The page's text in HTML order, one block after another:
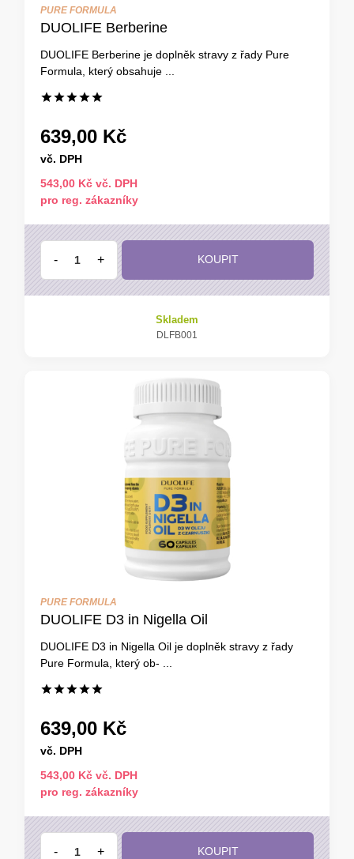
PURE FORMULA
DUOLIFE Berberine
DUOLIFE Berberine je doplněk stravy z řady Pure
Formula, který obsahuje ...
639,00 Kč
vč. DPH
543,00 Kč vč. DPH
pro reg. zákazníky
- + KOUPIT
Skladem
DLFB001
PURE FORMULA
DUOLIFE D3 in Nigella Oil
DUOLIFE D3 in Nigella Oil je doplněk stravy z řady
Pure Formula, který ob- ...
639,00 Kč
vč. DPH
543,00 Kč vč. DPH
pro reg. zákazníky
- + KOUPIT